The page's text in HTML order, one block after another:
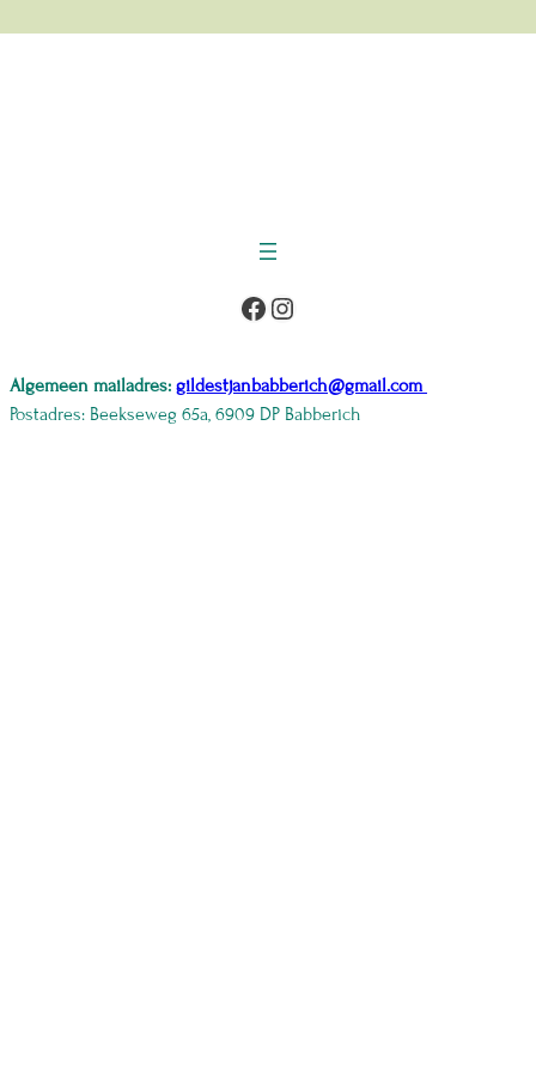
Facebook
Instagram
Algemeen mailadres: gildestjanbabberich@gmail.com
Postadres: Beekseweg 65a, 6909 DP Babberich